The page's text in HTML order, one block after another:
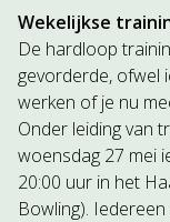
Wekelijkse
De hardloop
gevorderde, ofwel
werken of je nu
Onder leiding van
woensdag 27 mei
20:00 uur in het
Bowling).